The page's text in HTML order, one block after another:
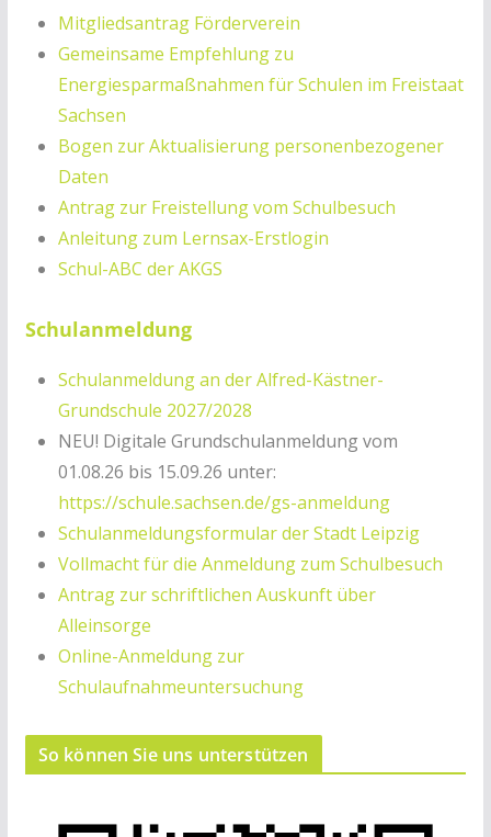
Mitgliedsantrag Förderverein
Gemeinsame Empfehlung zu
Energiesparmaßnahmen für Schulen im Freistaat
Sachsen
Bogen zur Aktualisierung personenbezogener
Daten
Antrag zur Freistellung vom Schulbesuch
Anleitung zum Lernsax-Erstlogin
Schul-ABC der AKGS
Schulanmeldung
Schulanmeldung an der Alfred-Kästner-
Grundschule 2027/2028
NEU! Digitale Grundschulanmeldung vom
01.08.26 bis 15.09.26 unter:
https://schule.sachsen.de/gs-anmeldung
Schulanmeldungsformular der Stadt Leipzig
Vollmacht für die Anmeldung zum Schulbesuch
Antrag zur schriftlichen Auskunft über
Alleinsorge
Online-Anmeldung zur
Schulaufnahmeuntersuchung
So können Sie uns unterstützen